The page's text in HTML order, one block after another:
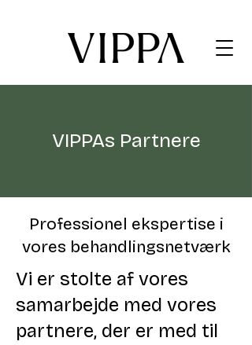
VIPPAs Partnere
Professionel ekspertise i
vores behandlingsnetværk
Vi er stolte af vores
samarbejde med vores
partnere, der er med til